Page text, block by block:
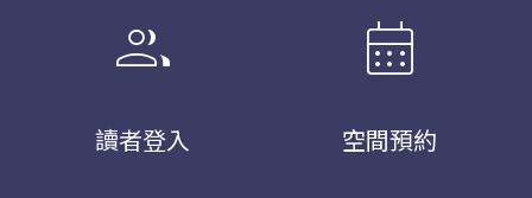
group
讀者登入
calendar_month
空間預約